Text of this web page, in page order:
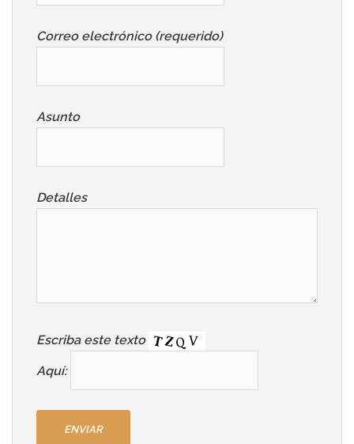
Correo electrónico (requerido)
Asunto
Detalles
Escriba este texto
Aquí: